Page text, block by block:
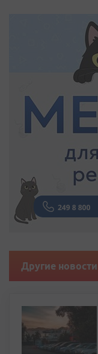
Другие новости